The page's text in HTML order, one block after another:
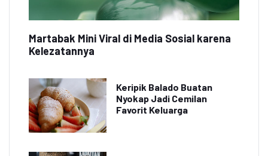
Martabak Mini Viral di Media Sosial karena
Kelezatannya
Keripik Balado Buatan
Nyokap Jadi Cemilan
Favorit Keluarga